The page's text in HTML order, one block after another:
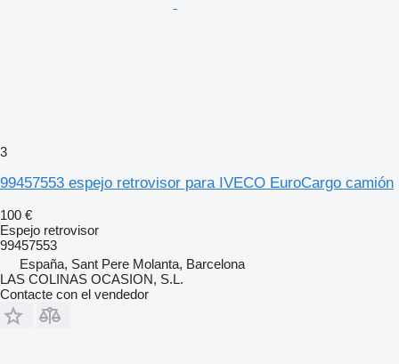
3
99457553 espejo retrovisor para IVECO EuroCargo camión
100 €
Espejo retrovisor
99457553
España, Sant Pere Molanta, Barcelona
LAS COLINAS OCASION, S.L.
Contacte con el vendedor